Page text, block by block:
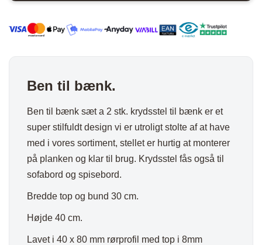
antal
Ben til bænk.
Ben til bænk sæt a 2 stk. krydsstel til bænk er et
super stilfuldt design vi er utroligt stolte af at have
med i vores sortiment, stellet er hurtig at monterer
på planken og klar til brug. Krydsstel fås også til
sofabord og spisebord.
Bredde top og bund 30 cm.
Højde 40 cm.
Lavet i 40 x 80 mm rørprofil med top i 8mm